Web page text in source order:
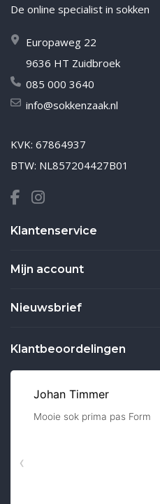
De online specialist in sokken
Europaweg 22
9636 HT Zuidbroek
085 000 3640
info@sokkenzaak.nl
KVK: 67864937
BTW: NL857204427B01
Klantenservice
Mijn account
Nieuwsbrief
Klantbeoordelingen